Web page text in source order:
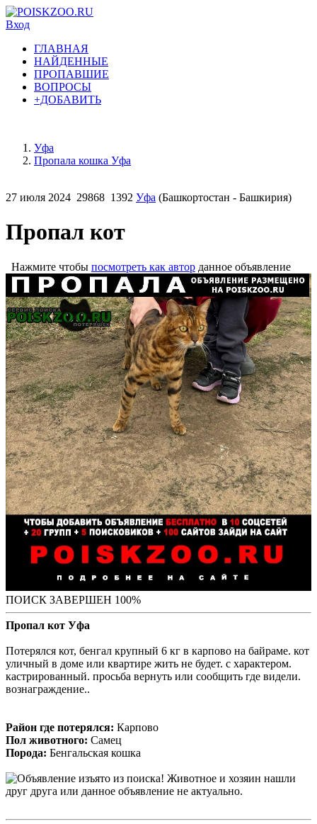
Вход
ГЛАВНАЯ
НАЙДЕННЫЕ
ПРОПАВШИЕ
ВОПРОСЫ
+ДОБАВИТЬ
Уфа
Пропала кошка Уфа
27 июля 2024 29868 1392 Уфа (Башкортостан - Башкирия)
Пропал кот
Нажмите чтобы посмотреть как автор данное объявление
ПОИСК ЗАВЕРШЕН 100%
Пропал кот Уфа
Потерялся кот, бенгал крупный 6 кг в карпово на байраме. кот
уличный в доме или квартире жить не будет. с характером.
кастрированный. просьба вернуть или сообщить где видели.
вознаграждение..
Район где потерялся: Карпово
Пол животного: Самец
Порода: Бенгальская кошка